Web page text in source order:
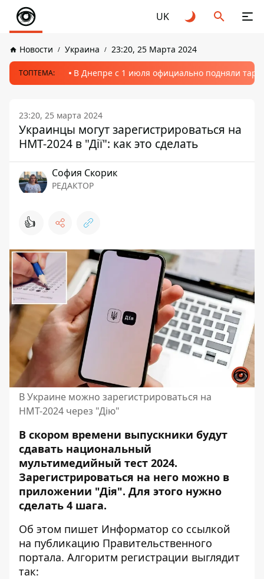
UK
Новости Украина 23:20, 25 Марта 2024
ТОПТЕМА: В Днепре с 1 июля официально подняли
23:20, 25 марта 2024
Украинцы могут зарегистрироваться на
НМТ-2024 в "Дії": как это сделать
София Скорик
РЕДАКТОР
👍
В Украине можно зарегистрироваться на
НМТ-2024 через "Дію"
В скором времени выпускники будут
сдавать национальный
мультимедийный тест 2024.
Зарегистрироваться на него можно в
приложении "Дія". Для этого нужно
сделать 4 шага.
Об этом пишет Информатор со ссылкой
на публикацию Правительственного
портала. Алгоритм регистрации выглядит
так: